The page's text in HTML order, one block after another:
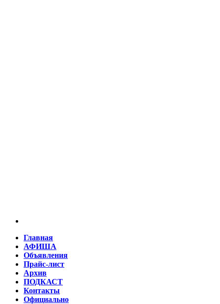
Главная
АФИША
Объявления
Прайс-лист
Архив
ПОДКАСТ
Контакты
Официально